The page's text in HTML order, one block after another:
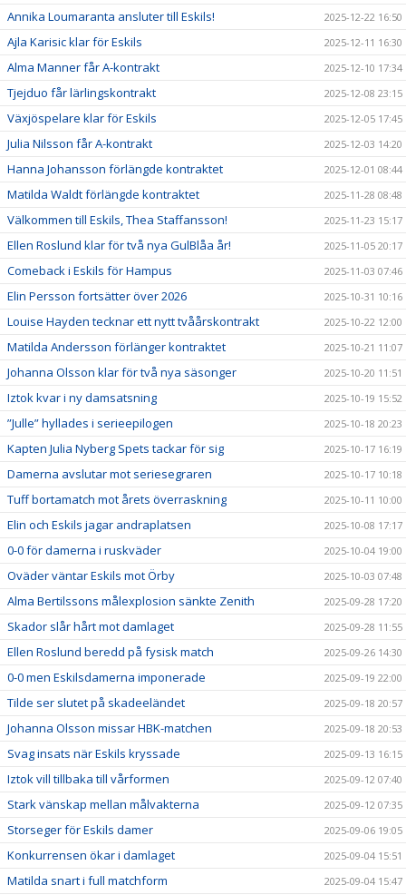
Annika Loumaranta ansluter till Eskils! 2025-12-22 16:50
Ajla Karisic klar för Eskils 2025-12-11 16:30
Alma Manner får A-kontrakt 2025-12-10 17:34
Tjejduo får lärlingskontrakt 2025-12-08 23:15
Växjöspelare klar för Eskils 2025-12-05 17:45
Julia Nilsson får A-kontrakt 2025-12-03 14:20
Hanna Johansson förlängde kontraktet 2025-12-01 08:44
Matilda Waldt förlängde kontraktet 2025-11-28 08:48
Välkommen till Eskils, Thea Staffansson! 2025-11-23 15:17
Ellen Roslund klar för två nya GulBlåa år! 2025-11-05 20:17
Comeback i Eskils för Hampus 2025-11-03 07:46
Elin Persson fortsätter över 2026 2025-10-31 10:16
Louise Hayden tecknar ett nytt tvåårskontrakt 2025-10-22 12:00
Matilda Andersson förlänger kontraktet 2025-10-21 11:07
Johanna Olsson klar för två nya säsonger 2025-10-20 11:51
Iztok kvar i ny damsatsning 2025-10-19 15:52
”Julle” hyllades i serieepilogen 2025-10-18 20:23
Kapten Julia Nyberg Spets tackar för sig 2025-10-17 16:19
Damerna avslutar mot seriesegraren 2025-10-17 10:18
Tuff bortamatch mot årets överraskning 2025-10-11 10:00
Elin och Eskils jagar andraplatsen 2025-10-08 17:17
0-0 för damerna i ruskväder 2025-10-04 19:00
Oväder väntar Eskils mot Örby 2025-10-03 07:48
Alma Bertilssons målexplosion sänkte Zenith 2025-09-28 17:20
Skador slår hårt mot damlaget 2025-09-28 11:55
Ellen Roslund beredd på fysisk match 2025-09-26 14:30
0-0 men Eskilsdamerna imponerade 2025-09-19 22:00
Tilde ser slutet på skadeeländet 2025-09-18 20:57
Johanna Olsson missar HBK-matchen 2025-09-18 20:53
Svag insats när Eskils kryssade 2025-09-13 16:15
Iztok vill tillbaka till vårformen 2025-09-12 07:40
Stark vänskap mellan målvakterna 2025-09-12 07:35
Storseger för Eskils damer 2025-09-06 19:05
Konkurrensen ökar i damlaget 2025-09-04 15:51
Matilda snart i full matchform 2025-09-04 15:47